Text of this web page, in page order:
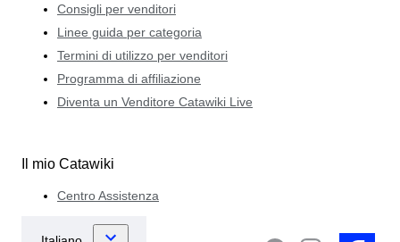
Consigli per venditori
Linee guida per categoria
Termini di utilizzo per venditori
Programma di affiliazione
Diventa un Venditore Catawiki Live
Il mio Catawiki
Centro Assistenza